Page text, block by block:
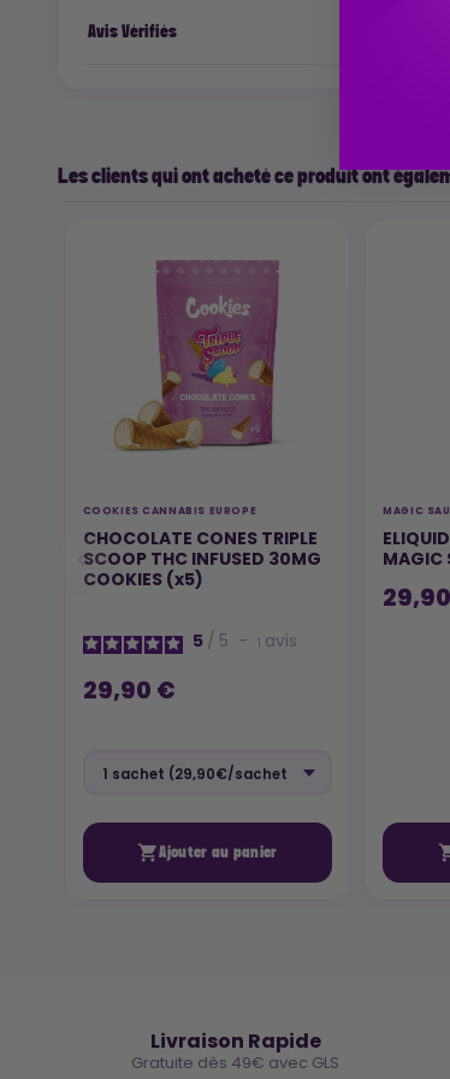
Avis Vérifiés
Les clients qui ont acheté ce produit ont
COOKIES CANNABIS EUROPE
CHOCOLATE CONES TRIPLE
SCOOP THC INFUSED 30MG
COOKIES (x5)
5 / 5 - 1 avis
29,90 €
Ajouter au panier
MAGIC
MAGIC
Livraison Rapide
Gratuite dès 49€ avec GLS